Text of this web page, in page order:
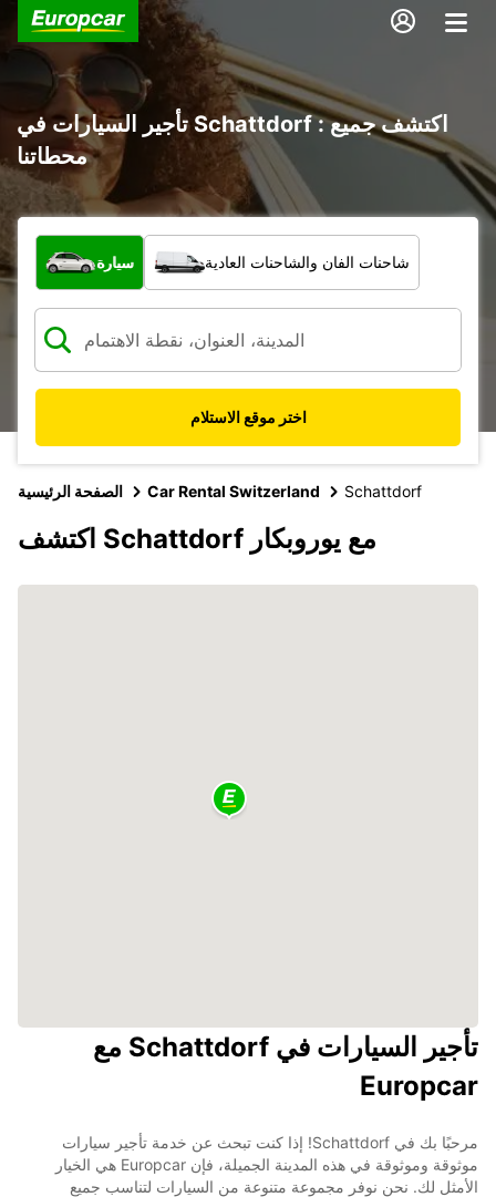
تأجير السيارات في Schattdorf : اكتشف جميع
محطاتنا
ما نوع المركبة؟
سيارة شاحنات الفان والشاحنات العادية
اختر موقع الاستلام
الصفحة الرئيسية Car Rental Switzerland Schattdorf
اكتشف Schattdorf مع يوروبكار
تأجير السيارات في Schattdorf مع
Europcar
مرحبًا بك في Schattdorf! إذا كنت تبحث عن خدمة تأجير سيارات
موثوقة وموثوقة في هذه المدينة الجميلة، فإن Europcar هي الخيار
الأمثل لك. نحن نوفر مجموعة متنوعة من السيارات لتناسب جميع